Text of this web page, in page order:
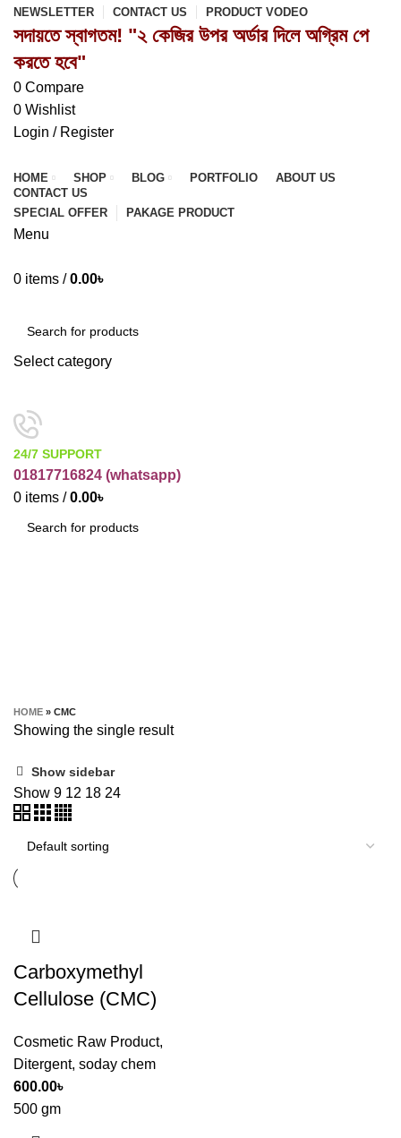
NEWSLETTER CONTACT US PRODUCT VODEO
সদায়তে স্বাগতম! "২ কেজির উপর অর্ডার দিলে অগ্রিম পে
করতে হবে"
0 Compare
0 Wishlist
Login / Register
HOME SHOP BLOG PORTFOLIO
ABOUT US
CONTACT US
SPECIAL OFFER
PAKAGE PRODUCT
Menu
0 items / 0.00৳
Select category
24/7 SUPPORT
01817716824 (whatsapp)
0 items / 0.00৳
HOME » CMC
Showing the single result
Show sidebar
Show 9 12 18 24
Carboxymethyl
Cellulose (CMC)
Cosmetic Raw Product,
Ditergent, soday chem
600.00৳
500 gm